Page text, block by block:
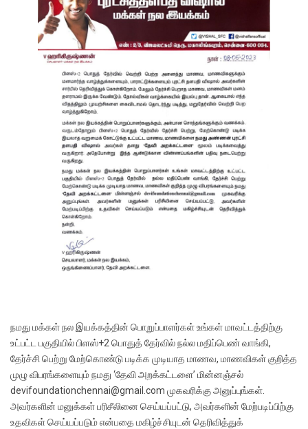
நமது மக்கள் நல இயக்கத்தின் பொறுப்பாளர்கள் உங்கள் மாவட்டத்திற்கு
உட்பட்ட பகுதியில் பிளஸ்+2 பொதுத் தேர்வில் நல்ல மதிப்பெண் வாங்கி,
தேர்ச்சி பெற்று மேற்கொண்டு படிக்க முடியாத மாணவ, மாணவிகள் குறித்த
முழு விபரங்களையும் நமது ‘தேவி அறக்கட்டளை’ மின்னஞ்சல்
devifoundationchennai@gmail.com முகவரிக்கு அனுப்புங்கள்.
அவர்களின் மனுக்கள் பரிசீலினை செய்யப்பட்டு, அவர்களின் மேற்படிப்பிற்கு
உதவிகள் செய்யப்படும் என்பதை மகிழ்ச்சியுடன் தெரிவித்துக்